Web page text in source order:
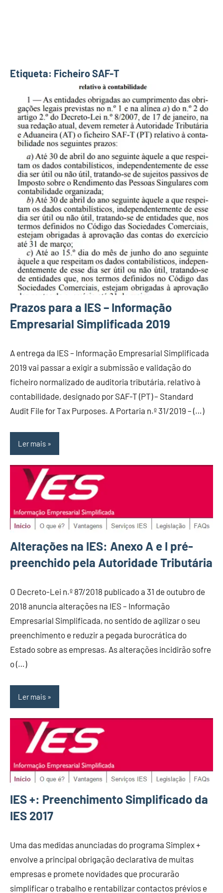
Etiqueta: Ficheiro SAF-T
Prazos para a IES – Informação
Empresarial Simplificada 2019
A entrega da IES – Informação Empresarial Simplificada
2019 vai passar a exigir a submissão e validação do
ficheiro normalizado de auditoria tributária, relativo à
contabilidade, designado por SAF-T (PT) – Standard
Audit File for Tax Purposes. A Portaria n.º 31/2019 – (…)
Ler mais
Alterações na IES: Anexo A e I pré-
preenchido pela Autoridade Tributária
O Decreto-Lei n.º 87/2018 publicado a 31 de outubro de
2018 anuncia alterações na IES – Informação
Empresarial Simplificada, no sentido de agilizar o seu
preenchimento e reduzir a pegada burocrática do
Estado sobre as empresas. As alterações incidirão sofre
o (…)
Ler mais
IES +: Preenchimento Simplificado da
IES 2017
Uma das medidas anunciadas do programa Simplex +
envolve a principal obrigação declarativa de muitas
empresas e promete novidades que procurarão
simplificar o trabalho e rentabilizar contactos prévios e